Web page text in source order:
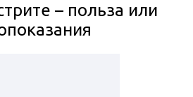
– польза или